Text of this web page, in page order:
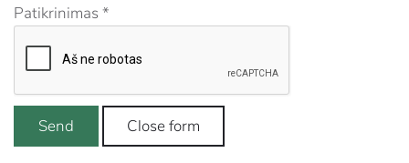
Patikrinimas*
Send Close form